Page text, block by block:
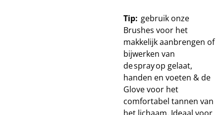
Tip: gebruik onze
Brushes voor het
makkelijk aanbrengen of
bijwerken van
de spray op gelaat,
handen en voeten & de
Glove voor het
comfortabel tannen van